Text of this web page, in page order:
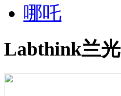
哪吒
Labthink兰光